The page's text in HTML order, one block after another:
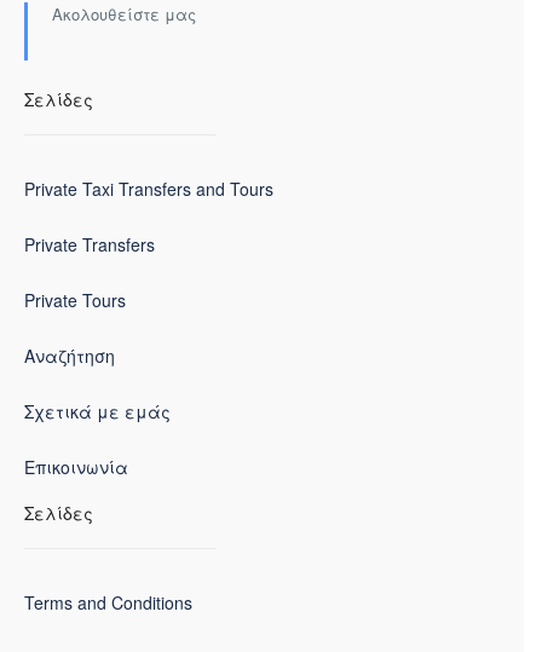
Ακολουθείστε μας
Σελίδες
Private Taxi Transfers and Tours
Private Transfers
Private Tours
Αναζήτηση
Σχετικά με εμάς
Επικοινωνία
Σελίδες
Terms and Conditions